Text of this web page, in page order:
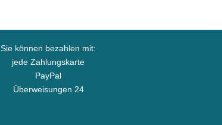
Sie können bezahlen mit:
jede Zahlungskarte
PayPal
Überweisungen 24